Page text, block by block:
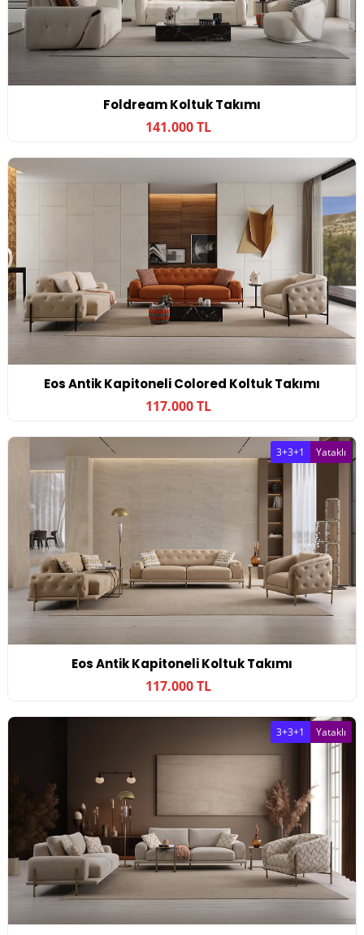
Foldream Koltuk Takımı
141.000 TL
Eos Antik Kapitoneli Colored Koltuk Takımı
117.000 TL
Eos Antik Kapitoneli Koltuk Takımı
117.000 TL
3+3+1 Yataklı
3+3+1 Yataklı